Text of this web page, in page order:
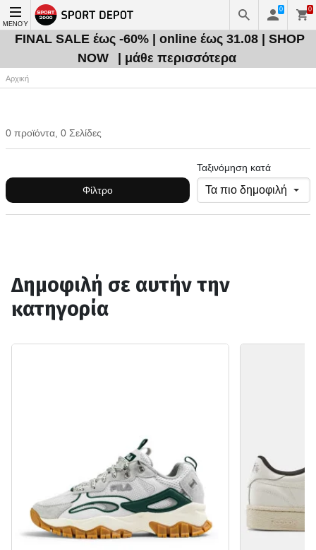
ΜΕΝΟΎ
0 0
FINAL SALE έως -60% | online έως 31.08 | SHOP
NOW
| μάθε περισσότερα
Αρχική
0 προϊόντα, 0 Σελίδες
Φίλτρο
Ταξινόμηση κατά
Δημοφιλή σε αυτήν την
κατηγορία